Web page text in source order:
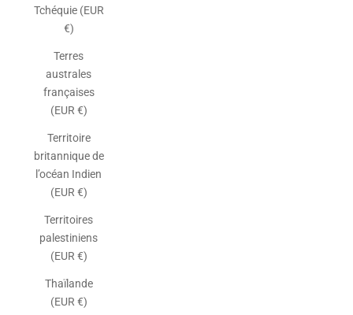
Tchéquie (EUR
€)
Terres
australes
françaises
(EUR €)
Territoire
britannique de
l’océan Indien
(EUR €)
Territoires
palestiniens
(EUR €)
Thaïlande
(EUR €)